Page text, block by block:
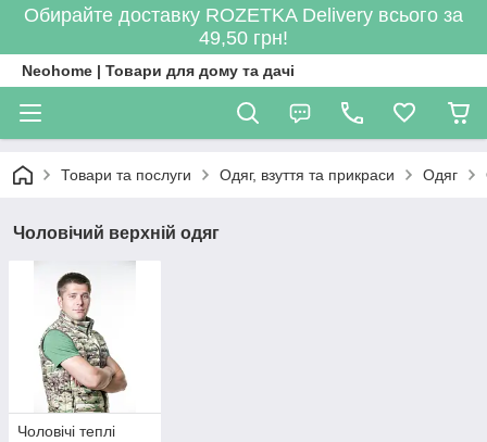
Обирайте доставку ROZETKA Delivery всього за
49,50 грн!
Neohome | Товари для дому та дачі
Товари та послуги Одяг, взуття та прикраси Одяг
Чоловічий верхній одяг
Чоловічі теплі